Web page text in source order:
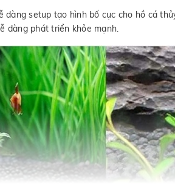
setup tạo hình bố cục cho hồ cá
dàng phát triển khỏe mạnh.